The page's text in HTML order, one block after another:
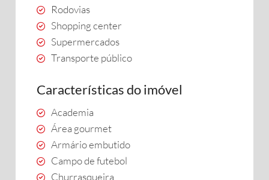
Rodovias
Shopping center
Supermercados
Transporte público
Características do imóvel
Academia
Área gourmet
Armário embutido
Campo de futebol
Churrasqueira